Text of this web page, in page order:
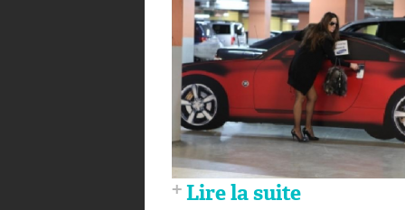
Lire la suite